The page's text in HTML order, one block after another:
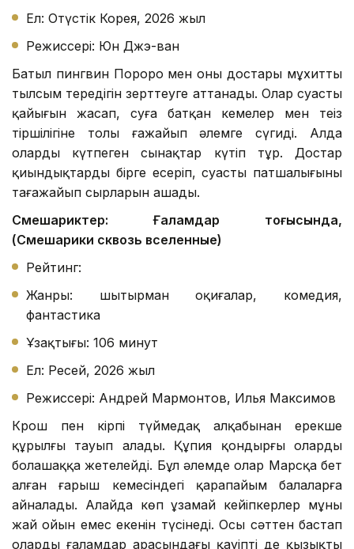
Ел: Оңтүстік Корея, 2026 жыл
Режиссері: Юн Джэ-ван
Батыл пингвин Пороро мен оның достары мұхиттың
тылсым тереңдігін зерттеуге аттанады. Олар суасты
қайығын жасап, суға батқан кемелер мен теңіз
тіршілігіне толы ғажайып әлемге сүңгиді. Алда
оларды күтпеген сынақтар күтіп тұр. Достар
қиындықтарды бірге еңсеріп, суасты патшалығының
таңғажайып сырларын ашады.
Смешариктер: Ғаламдар тоғысында,
(Смешарики сквозь вселенные)
Рейтинг:
Жанры: шытырман оқиғалар, комедия,
фантастика
Ұзақтығы: 106 минут
Ел: Ресей, 2026 жыл
Режиссері: Андрей Мармонтов, Илья Максимов
Крош пен кірпі түймедақ алқабынан ерекше
құрылғы тауып алады. Құпия қондырғы оларды
болашаққа жетелейді. Бұл әлемде олар Марсқа бет
алған ғарыш кемесіндегі қарапайым балаларға
айналады. Алайда көп ұзамай кейіпкерлер мұның
жай ойын емес екенін түсінеді. Осы сәттен бастап
олардың ғаламдар арасындағы қауіпті де қызықты